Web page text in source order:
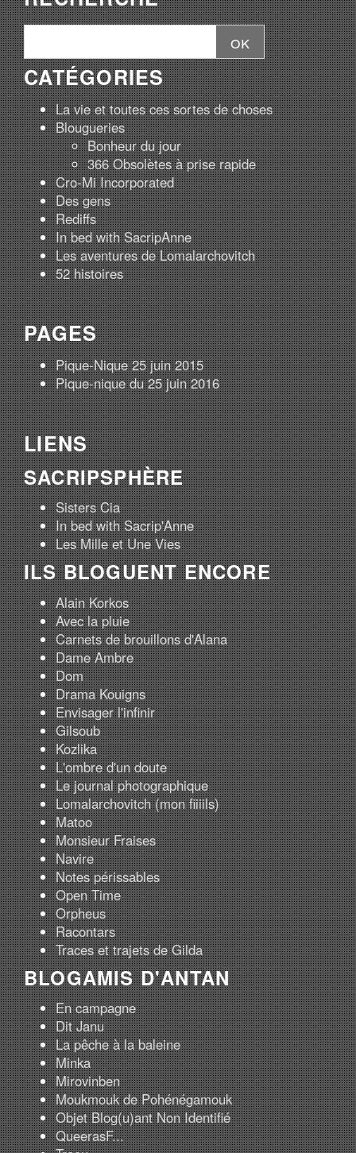
CATÉGORIES
La vie et toutes ces sortes de choses
Blougueries
Bonheur du jour
366 Obsolètes à prise rapide
Cro-Mi Incorporated
Des gens
Rediffs
In bed with SacripAnne
Les aventures de Lomalarchovitch
52 histoires
PAGES
Pique-Nique 25 juin 2015
Pique-nique du 25 juin 2016
LIENS
SACRIPSPHÈRE
Sisters Cia
In bed with Sacrip'Anne
Les Mille et Une Vies
ILS BLOGUENT ENCORE
Alain Korkos
Avec la pluie
Carnets de brouillons d'Alana
Dame Ambre
Dom
Drama Kouigns
Envisager l'infinir
Gilsoub
Kozlika
L'ombre d'un doute
Le journal photographique
Lomalarchovitch (mon fiiiils)
Matoo
Monsieur Fraises
Navire
Notes périssables
Open Time
Orpheus
Racontars
Traces et trajets de Gilda
BLOGAMIS D'ANTAN
En campagne
Dit Janu
La pêche à la baleine
Minka
Mirovinben
Moukmouk de Pohénégamouk
Objet Blog(u)ant Non Identifié
QueerasF...